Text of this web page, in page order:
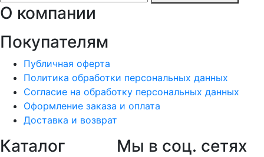
О компании
Покупателям
Публичная оферта
Политика обработки персональных данных
Согласие на обработку персональных данных
Оформление заказа и оплата
Доставка и возврат
Каталог Мы в соц. сетях